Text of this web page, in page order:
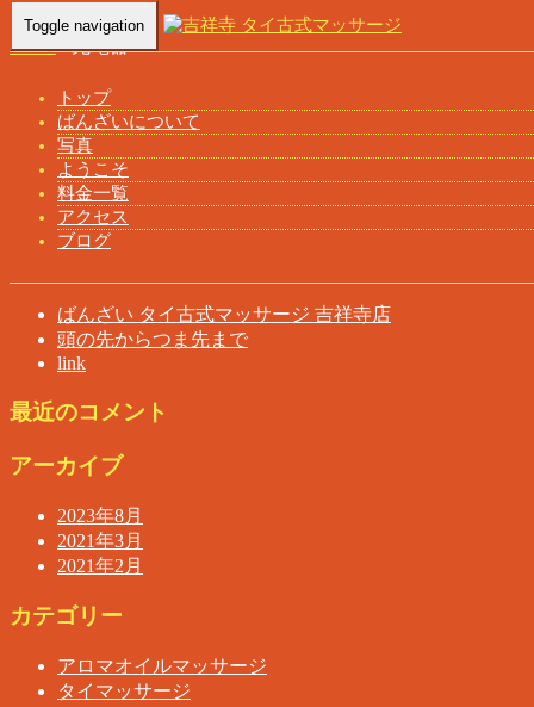
Toggle navigation
トップ
ばんざいについて
写真
ようこそ
料金一覧
アクセス
ブログ
Home-充電器…
充電器を完備 ばんざい タイ古式マッサージ 吉祥寺店
ばんざい タイ古式マッサージ 吉祥寺店
頭の先からつま先まで
link
最近のコメント
アーカイブ
2023年8月
2021年3月
2021年2月
カテゴリー
アロマオイルマッサージ
タイマッサージ